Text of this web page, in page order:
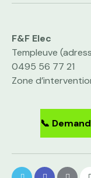
F&F Elec
Templeuve
0495 56 77 21
Zone
📞